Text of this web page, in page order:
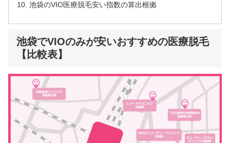
池袋のVIO医療脱毛安い指数の算出根拠
池袋でVIOのみが安いおすすめの医療脱毛
【比較表】